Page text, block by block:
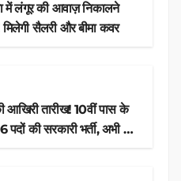
में लंगूर की आवाज़ निकालने
मिलेगी सैलरी और बीमा कवर
तारीख! 10वीं पास के
की सरकारी भर्ती, अभी करें